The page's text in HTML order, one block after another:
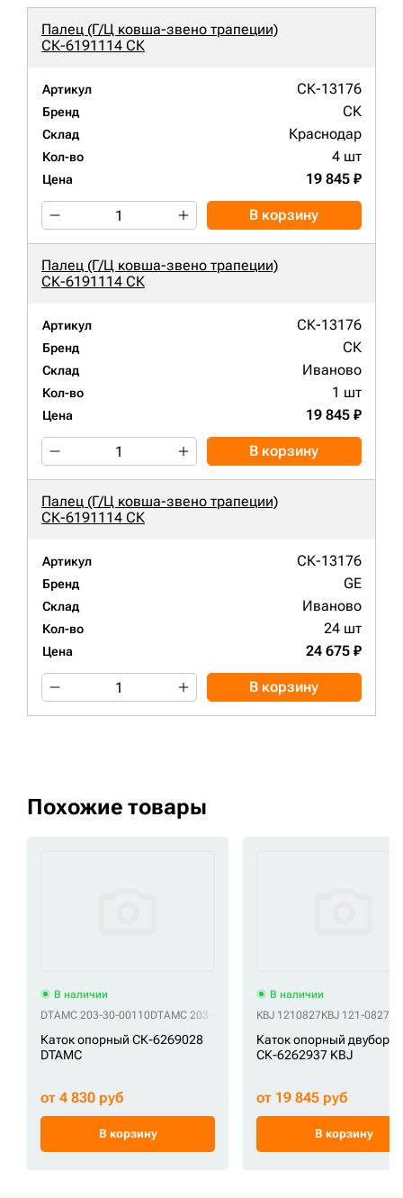
Палец (Г/Ц ковша-звено трапеции)
СК-6191114 СК
Артикул СК-13176
Бренд СК
Склад Краснодар
Кол-во 4 шт
Цена 19 845 ₽
В корзину
Палец (Г/Ц ковша-звено трапеции)
СК-6191114 СК
Артикул СК-13176
Бренд СК
Склад Иваново
Кол-во 1 шт
Цена 19 845 ₽
В корзину
Палец (Г/Ц ковша-звено трапеции)
СК-6191114 СК
Артикул СК-13176
Бренд GE
Склад Иваново
Кол-во 24 шт
Цена 24 675 ₽
В корзину
Похожие товары
В наличии
DTAMC 203-30-00110DTAMC 203-30-00111DTAMC 203-30-00140
Каток опорный СК-6269028
DTAMC
от 4 830 руб
В корзину
В наличии
KBJ 1210827KBJ 121-0827
Каток опорный
СК-6262937 KBJ
от 19 845 руб
В корзину